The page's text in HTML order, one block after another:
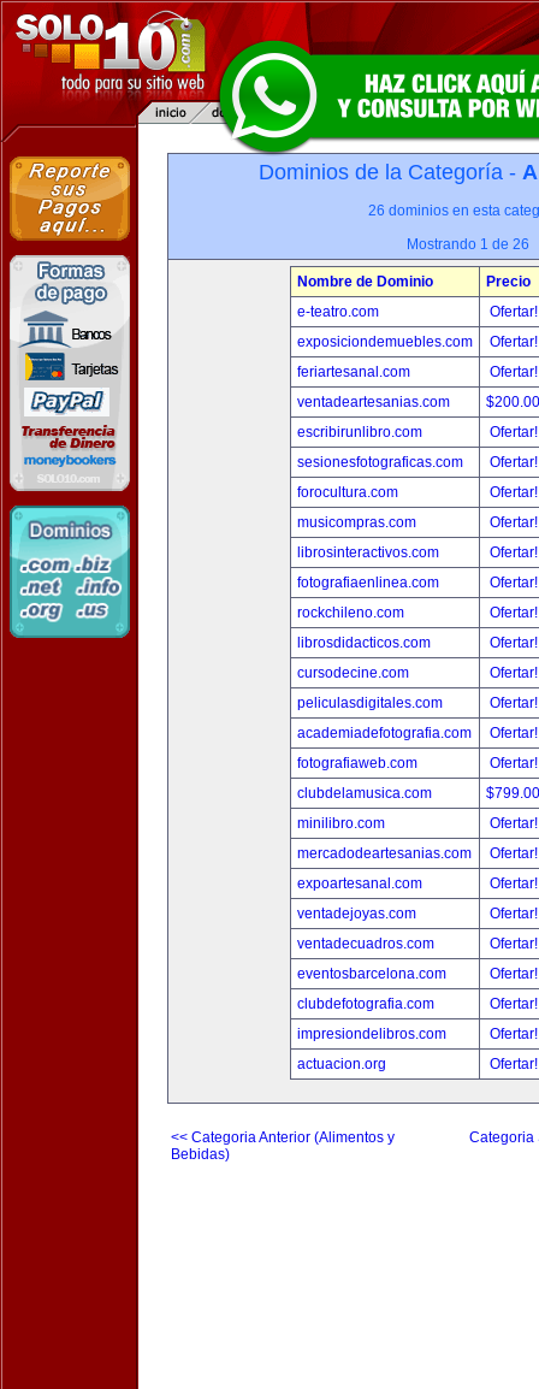
Dominios de la Categoría -
26 dominios en esta
Mostrando 1 de 26
Nombre de Dominio
Precio
e-teatro.com
exposiciondemuebles.com
feriartesanal.com
ventadeartesanias.com
escribirunlibro.com
sesionesfotograficas.com
forocultura.com
musicompras.com
librosinteractivos.com
fotografiaenlinea.com
rockchileno.com
librosdidacticos.com
cursodecine.com
peliculasdigitales.com
academiadefotografia.com
fotografiaweb.com
clubdelamusica.com
minilibro.com
mercadodeartesanias.com
expoartesanal.com
ventadejoyas.com
ventadecuadros.com
eventosbarcelona.com
clubdefotografia.com
impresiondelibros.com
actuacion.org
<< Categoria Anterior (Alimentos y
Bebidas)
Categoria